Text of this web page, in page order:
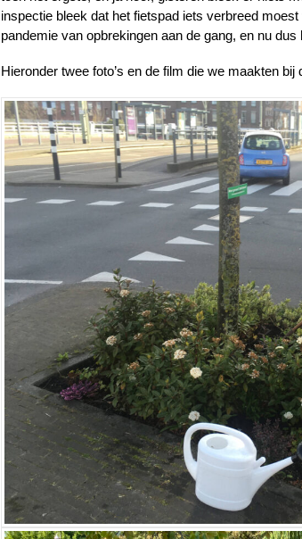
inspectie bleek dat het fietspad iets verbreed
pandemie van opbrekingen aan de gang, en nu dus
Hieronder twee foto’s en de film die we maakten bij